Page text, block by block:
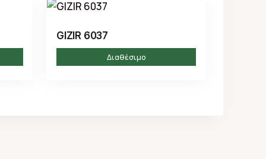
GIZIR 6037
Διαθέσιμο